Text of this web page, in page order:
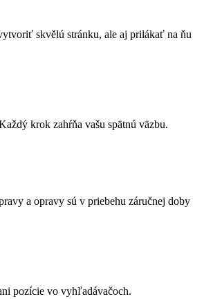
skvělú stránku, ale aj prilákať na ňu
krok zahŕňa vašu spätnú väzbu.
a opravy sú v priebehu záručnej doby
pozície vo vyhľadávačoch.